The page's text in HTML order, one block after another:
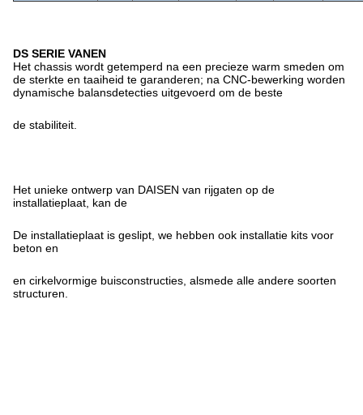
DS SERIE VANEN
Het chassis wordt getemperd na een precieze warm smeden om
de sterkte en taaiheid te garanderen; na CNC-bewerking worden
dynamische balansdetecties uitgevoerd om de beste
de stabiliteit.
Het unieke ontwerp van DAISEN van rijgaten op de
installatieplaat, kan de
De installatieplaat is geslipt, we hebben ook installatie kits voor
beton en
en cirkelvormige buisconstructies, alsmede alle andere soorten
structuren.